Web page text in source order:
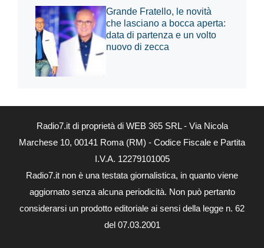
Grande Fratello, le novità
che lasciano a bocca aperta:
data di partenza e un volto
nuovo di zecca
Radio7.it di proprietà di WEB 365 SRL - Via Nicola
Marchese 10, 00141 Roma (RM) - Codice Fiscale e Partita
I.V.A. 12279101005
Radio7.it non è una testata giornalistica, in quanto viene
aggiornato senza alcuna periodicità. Non può pertanto
considerarsi un prodotto editoriale ai sensi della legge n. 62
del 07.03.2001